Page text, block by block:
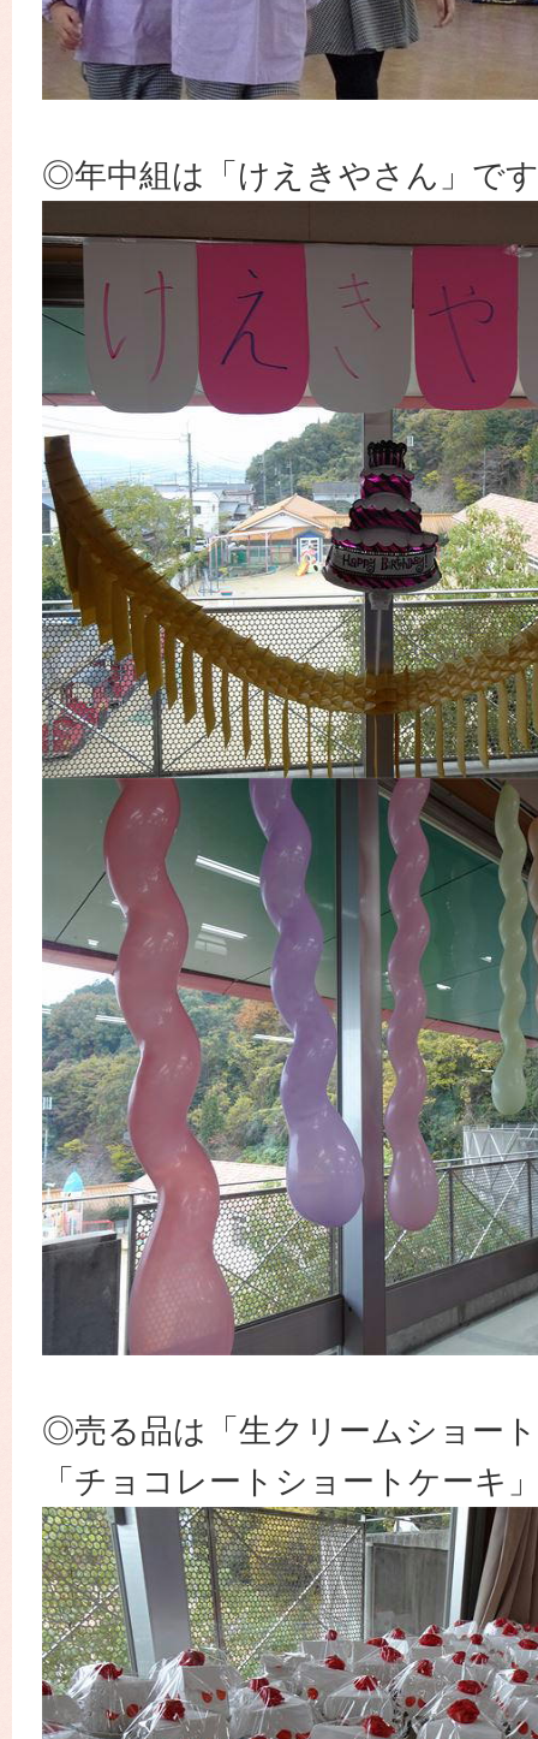
◎年中組は「けえきやさん」で
◎売る品は「生クリームショー
「チョコレートショートケーキ